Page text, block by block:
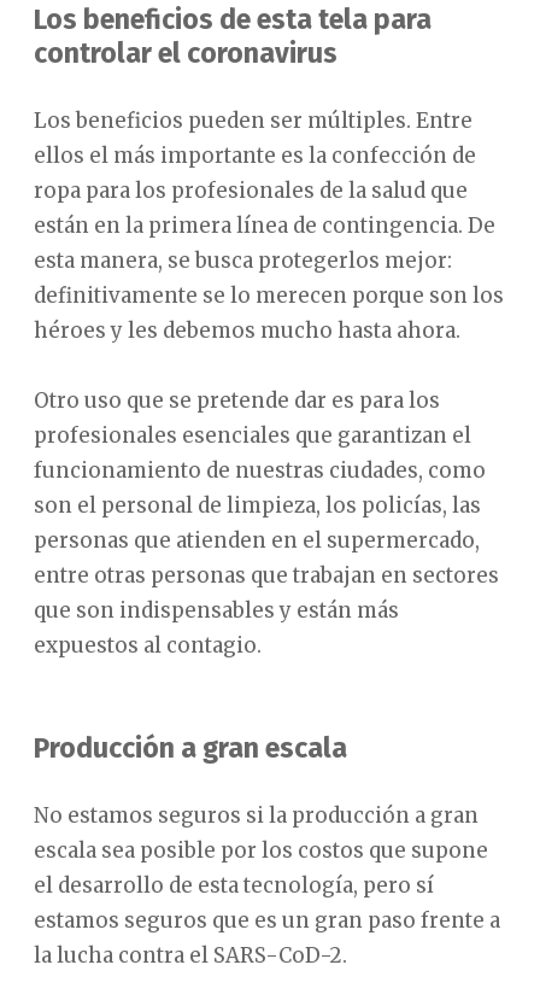
Los beneficios de esta tela para
controlar el coronavirus
Los beneficios pueden ser múltiples. Entre
ellos el más importante es la confección de
ropa para los profesionales de la salud que
están en la primera línea de contingencia. De
esta manera, se busca protegerlos mejor:
definitivamente se lo merecen porque son los
héroes y les debemos mucho hasta ahora.
Otro uso que se pretende dar es para los
profesionales esenciales que garantizan el
funcionamiento de nuestras ciudades, como
son el personal de limpieza, los policías, las
personas que atienden en el supermercado,
entre otras personas que trabajan en sectores
que son indispensables y están más
expuestos al contagio.
Producción a gran escala
No estamos seguros si la producción a gran
escala sea posible por los costos que supone
el desarrollo de esta tecnología, pero sí
estamos seguros que es un gran paso frente a
la lucha contra el SARS-CoD-2.